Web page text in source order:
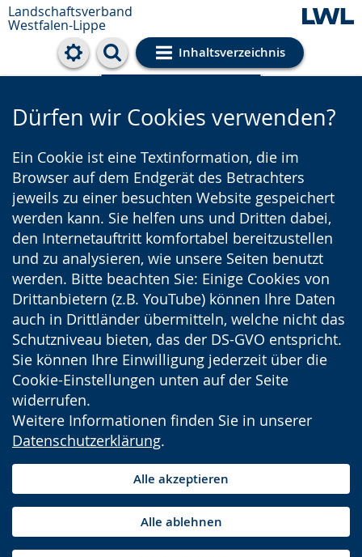
Landschaftsverband
Westfalen-Lippe
Inhaltsverzeichnis
Cookie-Einstellungen
Dürfen wir Cookies verwenden?
Ein Cookie ist eine Textinformation, die im
Browser auf dem Endgerät des Betrachters
jeweils zu einer besuchten Website gespeichert
werden kann. Sie helfen uns und Dritten dabei,
den Internetauftritt komfortabel bereitzustellen
und zu analysieren, wie unsere Seiten benutzt
werden. Bitte beachten Sie: Einige Cookies von
Drittanbietern (z.B. YouTube) können Ihre Daten
auch in Drittländer übermitteln, welche nicht das
Schutzniveau bieten, das der DS-GVO entspricht.
Sie können Ihre Einwilligung jederzeit über die
Cookie-Einstellungen unten auf der Seite
widerrufen.
Weitere Informationen finden Sie in unserer
Datenschutzerklärung.
Alle akzeptieren
Alle ablehnen